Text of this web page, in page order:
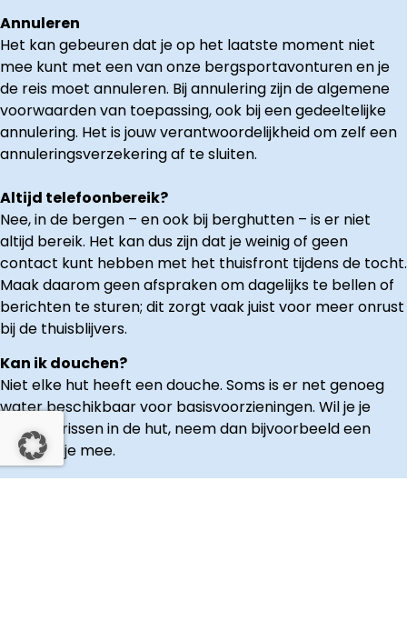
Annuleren
Het kan gebeuren dat je op het laatste moment niet
mee kunt met een van onze bergsportavonturen en je
de reis moet annuleren. Bij annulering zijn de algemene
voorwaarden van toepassing, ook bij een gedeeltelijke
annulering. Het is jouw verantwoordelijkheid om zelf een
annuleringsverzekering af te sluiten.
Altijd telefoonbereik?
Nee, in de bergen – en ook bij berghutten – is er niet
altijd bereik. Het kan dus zijn dat je weinig of geen
contact kunt hebben met het thuisfront tijdens de tocht.
Maak daarom geen afspraken om dagelijks te bellen of
berichten te sturen; dit zorgt vaak juist voor meer onrust
bij de thuisblijvers.
Kan ik douchen?
Niet elke hut heeft een douche. Soms is er net genoeg
water beschikbaar voor basisvoorzieningen. Wil je je
toch opfrissen in de hut, neem dan bijvoorbeeld een
washandje mee.